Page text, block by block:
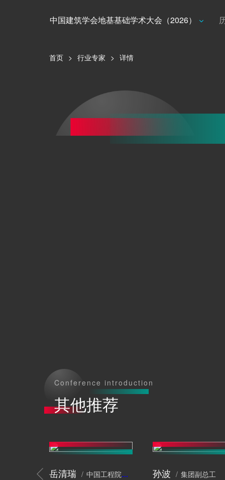
中国建筑学会地基基础学术大会（2026）
首页 > 行业专家 > 详情
Conference introduction
其他推荐
岳清瑞
中国工程院院士、工程结构专家
孙波
集团副总工